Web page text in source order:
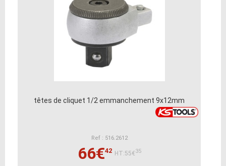
têtes de cliquet 1/2 emmanchement 9x12mm
Ref : 516.2612
66€42 HT:55€35